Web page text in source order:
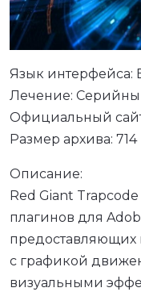
Язык интерфейса:
Лечение:
Официальный
Размер архива:
Описание:
Red Giant
плагинов для
предоставляющих
с графикой
визуальными